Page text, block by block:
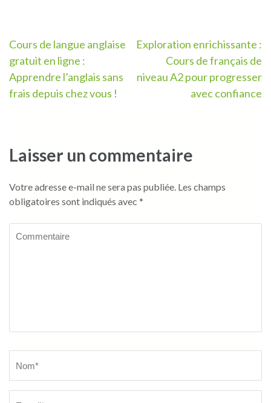
Navigation
de
l’article
Cours de langue anglaise
gratuit en ligne :
Apprendre l’anglais sans
frais depuis chez vous !
Exploration enrichissante :
Cours de français de
niveau A2 pour progresser
avec confiance
Laisser un commentaire
Votre adresse e-mail ne sera pas publiée. Les champs
obligatoires sont indiqués avec *